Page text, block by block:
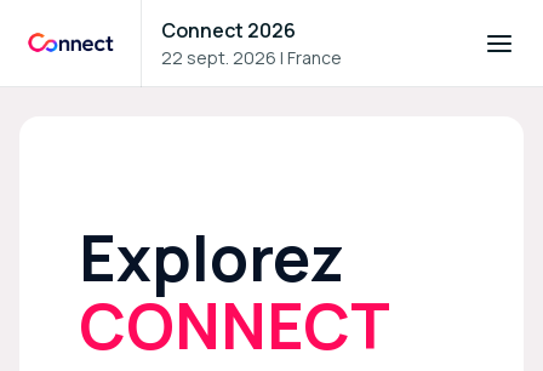
Connect 2026
22 sept. 2026 | France
Explorez
CONNECT